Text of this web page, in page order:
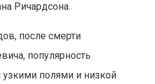
Ричардсона.
после смерти
популярность
полями и низкой